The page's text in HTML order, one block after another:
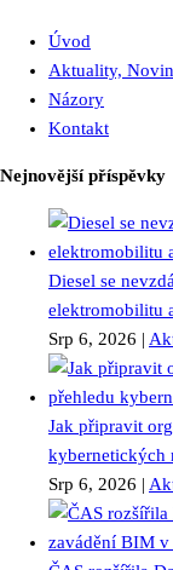
Úvod
Aktuality,
Názory
Kontakt
Nejnovější příspěvky
Diesel se
elektromobilitu
Srp 6, 2026 |
Jak připravit
kybernetických
Srp 6, 2026 |